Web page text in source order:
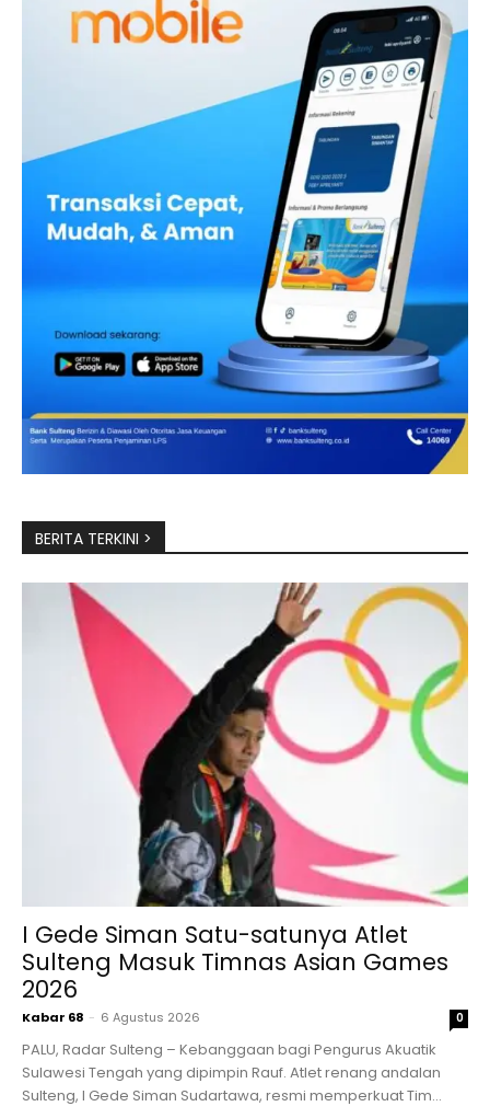
BERITA TERKINI >
I Gede Siman Satu-satunya Atlet
Sulteng Masuk Timnas Asian Games
2026
Kabar 68 - 6 Agustus 2026 0
PALU, Radar Sulteng – Kebanggaan bagi Pengurus Akuatik
Sulawesi Tengah yang dipimpin Rauf. Atlet renang andalan
Sulteng, I Gede Siman Sudartawa, resmi memperkuat Tim...